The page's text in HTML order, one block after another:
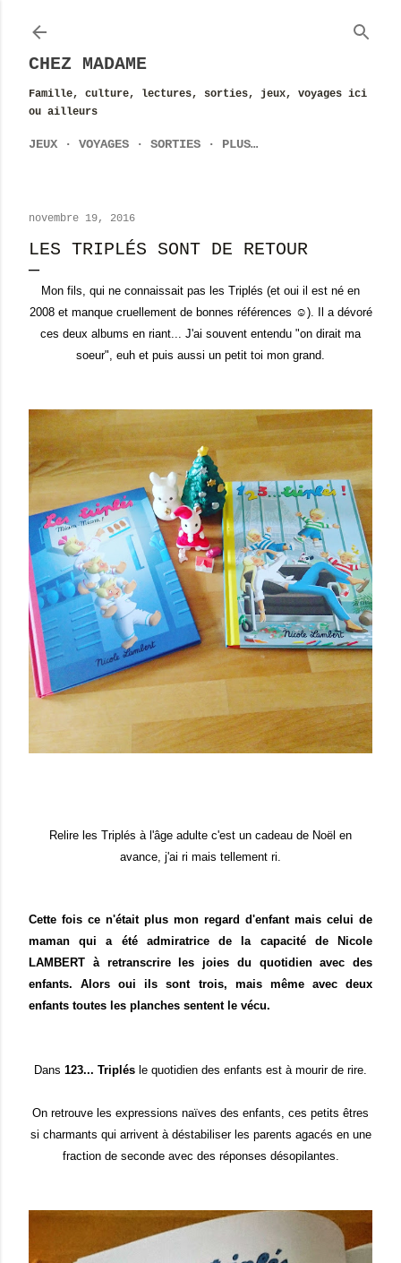
CHEZ MADAME
Famille, culture, lectures, sorties, jeux, voyages ici
ou ailleurs
JEUX VOYAGES SORTIES PLUS…
novembre 19, 2016
LES TRIPLÉS SONT DE RETOUR
Mon fils, qui ne connaissait pas les Triplés (et oui il est né en
2008 et manque cruellement de bonnes références ☺). Il a dévoré
ces deux albums en riant... J'ai souvent entendu "on dirait ma
soeur", euh et puis aussi un petit toi mon grand.
Relire les Triplés à l'âge adulte c'est un cadeau de Noël en
avance, j'ai ri mais tellement ri.
Cette fois ce n'était plus mon regard d'enfant mais celui de
maman qui a été admiratrice de la capacité de Nicole
LAMBERT à retranscrire les joies du quotidien avec des
enfants.
Alors oui ils sont trois, mais même avec deux
enfants toutes les planches sentent le vécu.
Dans 123... Triplés le quotidien des enfants est à mourir de rire.
On retrouve les expressions naïves des enfants, ces petits êtres
si charmants qui arrivent à déstabiliser les parents agacés en une
fraction de seconde avec des réponses désopilantes.